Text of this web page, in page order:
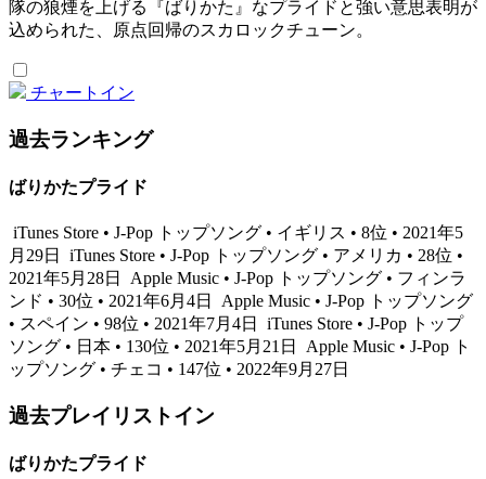
隊の狼煙を上げる『ばりかた』なプライドと強い意思表明が
込められた、原点回帰のスカロックチューン。
チャートイン
過去ランキング
ばりかたプライド
iTunes Store • J-Pop トップソング • イギリス • 8位 • 2021年5
月29日
iTunes Store • J-Pop トップソング • アメリカ • 28位 •
2021年5月28日
Apple Music • J-Pop トップソング • フィンラ
ンド • 30位 • 2021年6月4日
Apple Music • J-Pop トップソング
• スペイン • 98位 • 2021年7月4日
iTunes Store • J-Pop トップ
ソング • 日本 • 130位 • 2021年5月21日
Apple Music • J-Pop ト
ップソング • チェコ • 147位 • 2022年9月27日
過去プレイリストイン
ばりかたプライド